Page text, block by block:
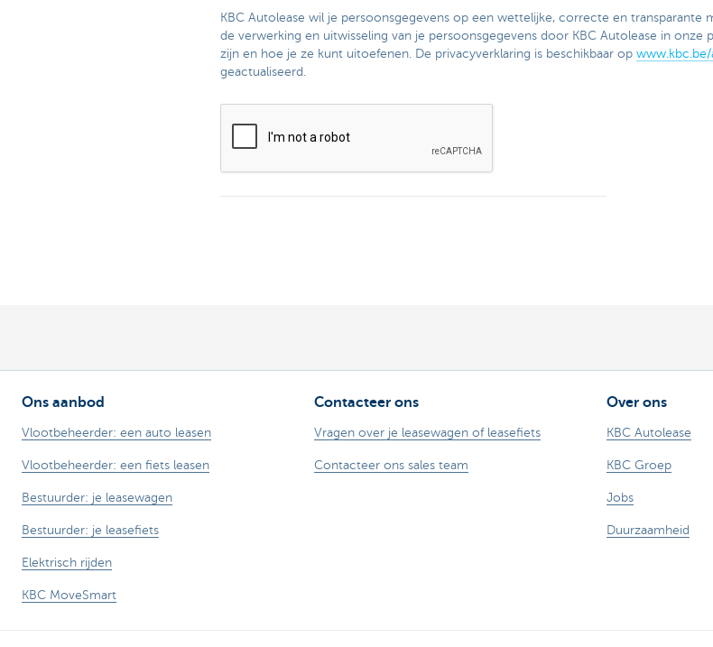
KBC Autolease wil je persoonsgegevens op een wettelijke, correcte en
de verwerking en uitwisseling van je persoonsgegevens door KBC Autolease in onze
zijn en hoe je ze kunt uitoefenen. De privacyverklaring is beschikbaar op www.kbc.be/
geactualiseerd.
Ons aanbod
Vlootbeheerder: een auto leasen
Vlootbeheerder: een fiets leasen
Bestuurder: je leasewagen
Bestuurder: je leasefiets
Elektrisch rijden
KBC MoveSmart
Contacteer ons
Vragen over je leasewagen of leasefiets
Contacteer ons sales team
Over ons
KBC Autolease
KBC Groep
Jobs
Duurzaamheid